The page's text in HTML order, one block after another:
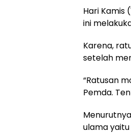
Hari Kamis
ini
Karena,
setelah
“Ratusan
Pemda.
ulama